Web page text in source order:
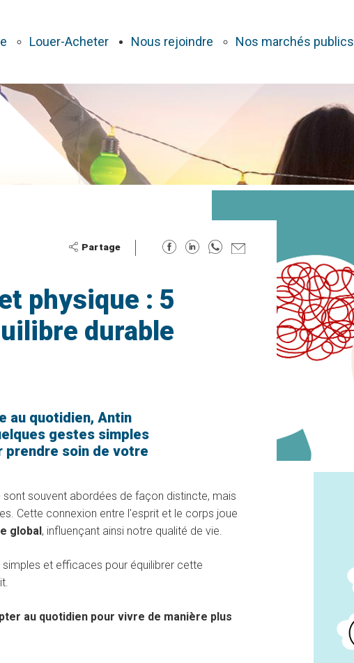
Louer-Acheter Nous rejoindre Nos marchés publics
physique : 5
durable
au quotidien, Antin
gestes simples
prendre soin de votre
souvent abordées de façon distincte, mais
Cette connexion entre l'esprit et le corps joue
global, influençant ainsi notre qualité de vie.
et efficaces pour équilibrer cette
au quotidien pour vivre de manière plus